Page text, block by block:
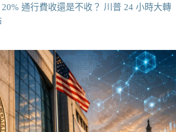
通行費收還是不收？ 川普 24 小時大轉